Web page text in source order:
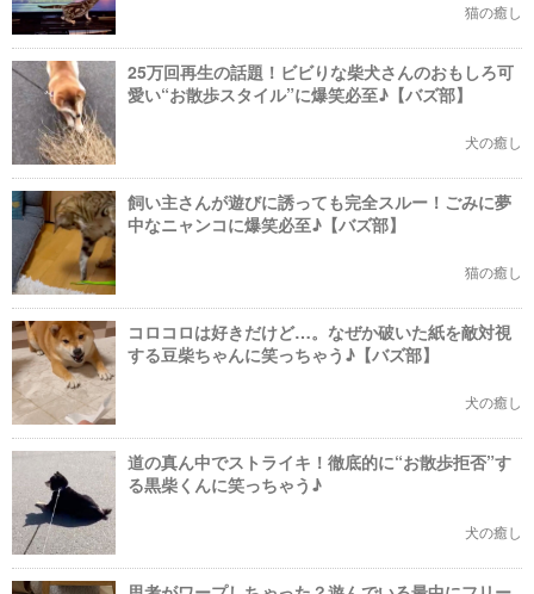
猫の癒し
25万回再生の話題！ビビりな柴犬さんのおもしろ可
愛い“お散歩スタイル”に爆笑必至♪【バズ部】
犬の癒し
飼い主さんが遊びに誘っても完全スルー！ごみに夢
中なニャンコに爆笑必至♪【バズ部】
猫の癒し
コロコロは好きだけど…。なぜか破いた紙を敵対視
する豆柴ちゃんに笑っちゃう♪【バズ部】
犬の癒し
道の真ん中でストライキ！徹底的に“お散歩拒否”す
る黒柴くんに笑っちゃう♪
犬の癒し